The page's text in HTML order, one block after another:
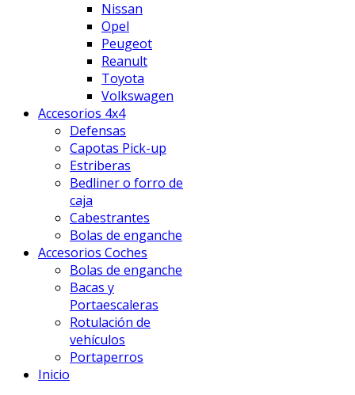
Nissan
Opel
Peugeot
Reanult
Toyota
Volkswagen
Accesorios 4x4
Defensas
Capotas Pick-up
Estriberas
Bedliner o forro de
caja
Cabestrantes
Bolas de enganche
Accesorios Coches
Bolas de enganche
Bacas y
Portaescaleras
Rotulación de
vehículos
Portaperros
Inicio